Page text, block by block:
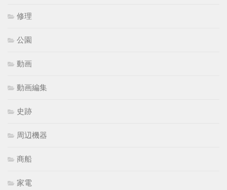
修理
公園
動画
動画編集
史跡
周辺機器
商船
家電